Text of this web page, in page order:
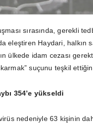
sırasında, gerekli
eleştiren Haydari, halkın
ülkede idam cezası
suçunu teşkil
354’e yükseldi
nedeniyle 63 kişinin